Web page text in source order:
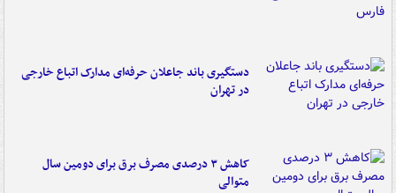
دستگیری باند جاعلان حرفه‌ای مدارک اتباع خارجی
در تهران
کاهش ۳ درصدی مصرف برق برای دومین سال
متوالی